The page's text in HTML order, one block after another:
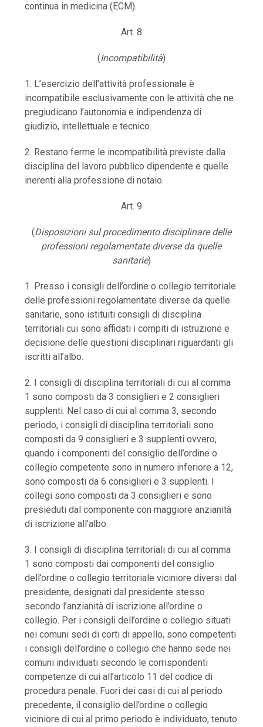
continua in medicina (ECM).
Art. 8
(Incompatibilità)
1. L’esercizio dell’attività professionale è
incompatibile esclusivamente con le attività che ne
pregiudicano l’autonomia e indipendenza di
giudizio, intellettuale e tecnico.
2. Restano ferme le incompatibilità previste dalla
disciplina del lavoro pubblico dipendente e quelle
inerenti alla professione di notaio.
Art. 9
(Disposizioni sul procedimento disciplinare delle
professioni regolamentate diverse da quelle
sanitarie)
1. Presso i consigli dell’ordine o collegio territoriale
delle professioni regolamentate diverse da quelle
sanitarie, sono istituiti consigli di disciplina
territoriali cui sono affidati i compiti di istruzione e
decisione delle questioni disciplinari riguardanti gli
iscritti all’albo.
2. I consigli di disciplina territoriali di cui al comma
1 sono composti da 3 consiglieri e 2 consiglieri
supplenti. Nel caso di cui al comma 3, secondo
periodo, i consigli di disciplina territoriali sono
composti da 9 consiglieri e 3 supplenti ovvero,
quando i componenti del consiglio dell’ordine o
collegio competente sono in numero inferiore a 12,
sono composti da 6 consiglieri e 3 supplenti. I
collegi sono composti da 3 consiglieri e sono
presieduti dal componente con maggiore anzianità
di iscrizione all’albo.
3. I consigli di disciplina territoriali di cui al comma
1 sono composti dai componenti del consiglio
dell’ordine o collegio territoriale viciniore diversi dal
presidente, designati dal presidente stesso
secondo l’anzianità di iscrizione all’ordine o
collegio. Per i consigli dell’ordine o collegio situati
nei comuni sedi di corti di appello, sono competenti
i consigli dell’ordine o collegio che hanno sede nei
comuni individuati secondo le corrispondenti
competenze di cui all’articolo 11 del codice di
procedura penale. Fuori dei casi di cui al periodo
precedente, il consiglio dell’ordine o collegio
viciniore di cui al primo periodo è individuato, tenuto